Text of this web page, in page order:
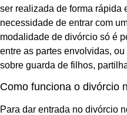
ser realizada de forma rápida
necessidade de entrar com
modalidade de divórcio só é
entre as partes envolvidas,
sobre guarda de filhos,
Como funciona o divórcio
Para dar entrada no divórcio